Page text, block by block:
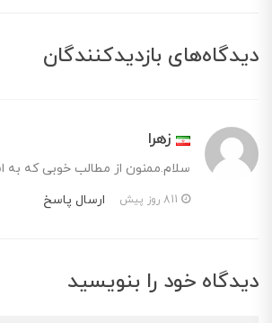
دیدگاه‌های بازدیدکنندگان
زهرا
سلام.ممنون از مطالب خوبی که به
ارسال پاسخ
دیدگاه خود را بنویسید